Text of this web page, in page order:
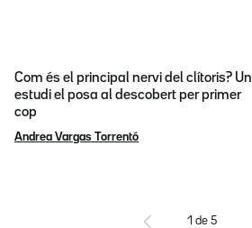
Com és el principal nervi del clítoris? Un
estudi el posa al descobert per primer
cop
Andrea Vargas Torrentó
1 de 5